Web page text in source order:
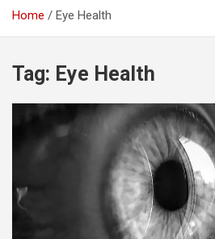
Home Eye Health
Tag: Eye Health